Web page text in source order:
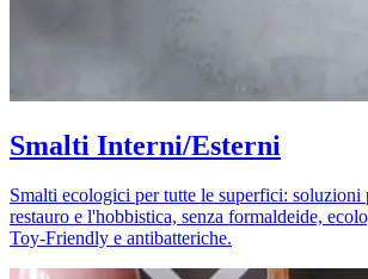
Smalti Interni/Esterni
Smalti ecologici per tutte le superfici:
restauro e l'hobbistica, senza formaldeide,
Toy-Friendly e antibatteriche.